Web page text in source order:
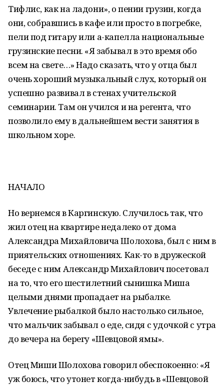
Тифлис, как на ладони», о пении грузин, когда
они, собравшись в кафе или просто в погребке,
пели под гитару или а-капелла национальные
грузинские песни. «Я забывал в это время обо
всем на свете…» Надо сказать, что у отца был
очень хороший музыкальный слух, который он
успешно развивал в стенах учительской
семинарии. Там он учился и на регента, что
позволило ему в дальнейшем вести занятия в
школьном хоре.
НАЧАЛО
Но вернемся в Каргинскую. Случилось так, что
жил отец на квартире недалеко от дома
Александра Михайловича Шолохова, был с ним в
приятельских отношениях. Как-то в дружеской
беседе с ним Александр Михайлович посетовал
на то, что его шестилетний сынишка Миша
целыми днями пропадает на рыбалке.
Увлечение рыбалкой было настолько сильное,
что мальчик забывал о еде, сидя с удочкой с утра
до вечера на берегу «Шевцовой ямы».
Отец Миши Шолохова говорил обеспокоенно: «Я
уж боюсь, что утонет когда-нибудь в «Шевцовой